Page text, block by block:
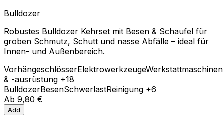
Bulldozer
Robustes Bulldozer Kehrset mit Besen & Schaufel für
groben Schmutz, Schutt und nasse Abfälle – ideal für
Innen- und Außenbereich.
VorhängeschlösserElektrowerkzeugeWerkstattmaschinen
& -ausrüstung +18
BulldozerBesenSchwerlastReinigung +6
Ab 9,80 €
Add